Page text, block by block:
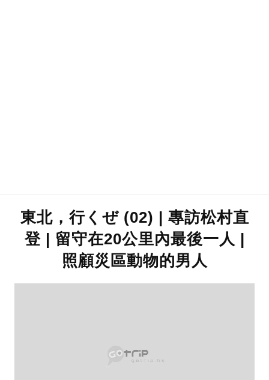
東北，行くぜ (02) | 專訪松村直
登 | 留守在20公里內最後一人 |
照顧災區動物的男人